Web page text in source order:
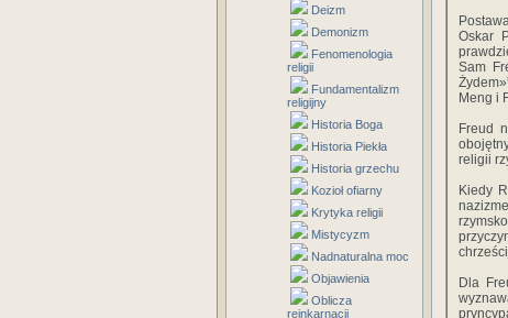
Deizm
Demonizm
Fenomenologia
religii
Fundamentalizm
religijny
Historia Boga
Historia Piekła
Historia grzechu
Kozioł ofiarny
Krytyka religii
Mistycyzm
Nadnaturalna moc
Objawienia
Oblicza
reinkarnacji
Oskar
Sam
Meng i
Freud
religii
Kiedy
Dla